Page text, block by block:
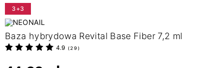
3+3
Baza hybrydowa Revital Base Fiber 7,2 ml
4.9 ( 29 )